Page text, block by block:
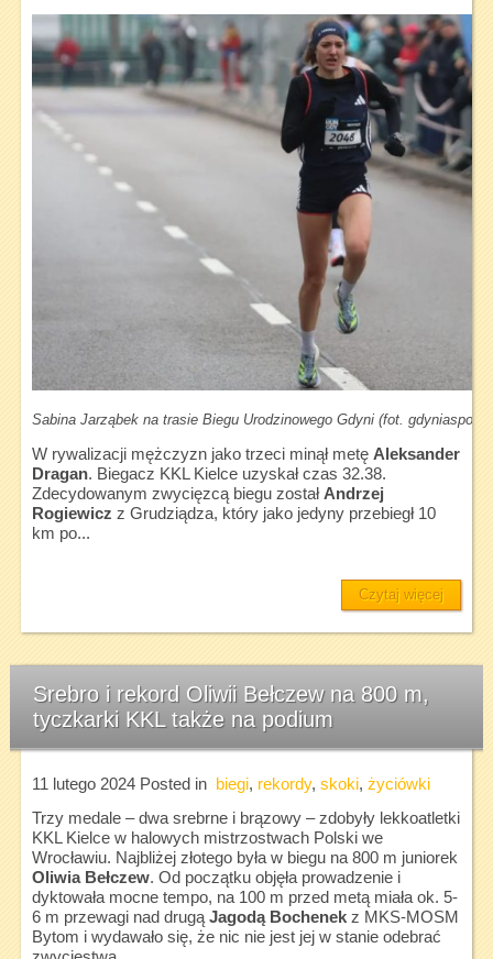
Sabina Jarząbek na trasie Biegu Urodzinowego Gdyni (fot.
W rywalizacji mężczyzn jako trzeci minął metę Aleksander
Dragan. Biegacz KKL Kielce uzyskał czas 32.38.
Zdecydowanym zwycięzcą biegu został Andrzej
Rogiewicz z Grudziądza, który jako jedyny przebiegł 10
km po...
Czytaj więcej
Srebro i rekord Oliwii Bełczew na 800 m,
tyczkarki KKL także na podium
11 lutego 2024Posted in biegi, rekordy, skoki, życiówki
Trzy medale – dwa srebrne i brązowy – zdobyły lekkoatletki
KKL Kielce w halowych mistrzostwach Polski we
Wrocławiu. Najbliżej złotego była w biegu na 800 m juniorek
Oliwia Bełczew. Od początku objęła prowadzenie i
dyktowała mocne tempo, na 100 m przed metą miała ok. 5-
6 m przewagi nad drugą Jagodą Bochenekz MKS-MOSM
Bytom i wydawało się, że nic nie jest jej w stanie odebrać